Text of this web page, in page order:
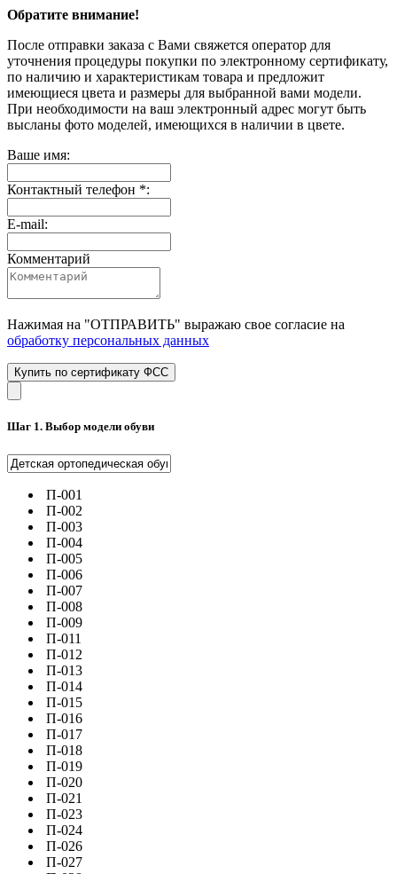
Обратите внимание!
После отправки заказа с Вами свяжется оператор для
уточнения процедуры покупки по электронному сертификату,
по наличию и характеристикам товара и предложит
имеющиеся цвета и размеры для выбранной вами модели.
При необходимости на ваш электронный адрес могут быть
высланы фото моделей, имеющихся в наличии в цвете.
Ваше имя:
Контактный телефон *:
E-mail:
Комментарий
Нажимая на "ОТПРАВИТЬ" выражаю свое согласие на
обработку персональных данных
Купить по сертификату ФСС
Шаг 1. Выбор модели обуви
П-001
П-002
П-003
П-004
П-005
П-006
П-007
П-008
П-009
П-011
П-012
П-013
П-014
П-015
П-016
П-017
П-018
П-019
П-020
П-021
П-023
П-024
П-026
П-027